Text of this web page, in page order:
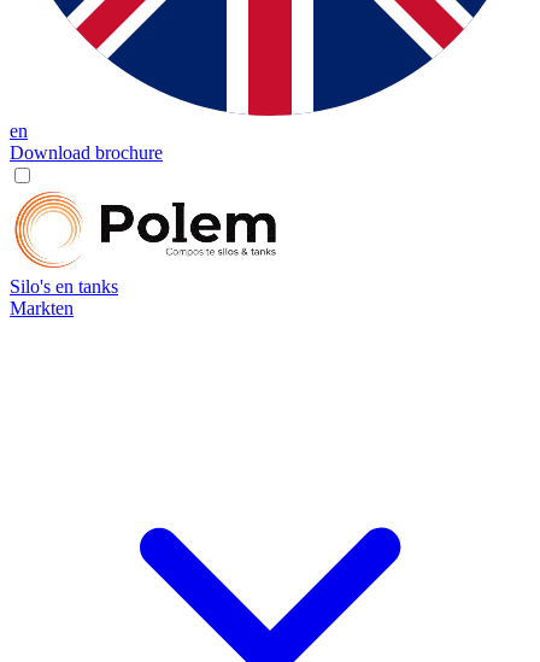
en
Download brochure
Silo's en tanks
Markten